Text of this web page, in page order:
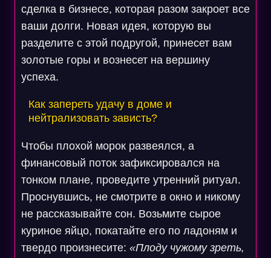
сделка в бизнесе, которая разом закроет все
ваши долги. Новая идея, которую вы
разделите с этой подругой, принесет вам
золотые горы и вознесет на вершину
успеха.
Как запереть удачу в доме и
нейтрализовать зависть?
Чтобы плохой морок развеялся, а
финансовый поток зафиксировался на
тонком плане, проведите утренний ритуал.
Проснувшись, не смотрите в окно и никому
не рассказывайте сон. Возьмите сырое
куриное яйцо, покатайте его по ладоням и
твердо произнесите: «Плоду чужому зреть,